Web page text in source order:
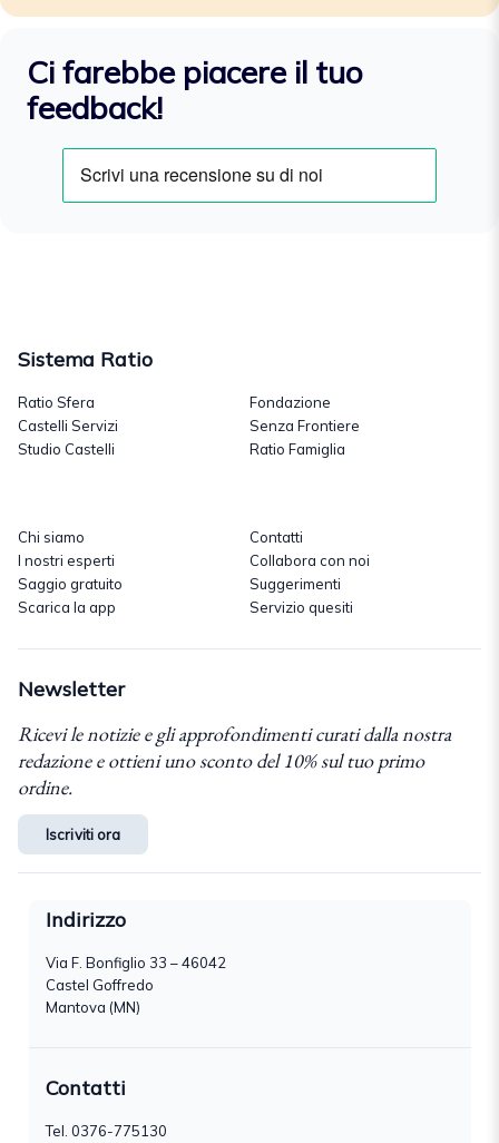
Ci farebbe piacere il tuo
feedback!
Sistema Ratio
Ratio Sfera
Castelli Servizi
Studio Castelli
Fondazione
Senza Frontiere
Ratio Famiglia
Chi siamo
I nostri esperti
Saggio gratuito
Scarica la app
Contatti
Collabora con noi
Suggerimenti
Servizio quesiti
Newsletter
Ricevi le notizie e gli approfondimenti curati dalla nostra
redazione e ottieni uno sconto del 10% sul tuo primo
ordine.
Iscriviti ora
Indirizzo
Via F. Bonfiglio 33 – 46042
Castel Goffredo
Mantova (MN)
Contatti
Tel. 0376-775130